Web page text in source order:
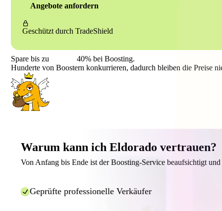
Angebote anfordern
Geschützt durch TradeShield
Spare bis zu 40% bei Boosting.
Hunderte von Boostern konkurrieren, dadurch bleiben die Preise
Warum kann ich Eldorado vertrauen?
Von Anfang bis Ende ist der Boosting-Service beaufsichtigt und
Geprüfte professionelle Verkäufer